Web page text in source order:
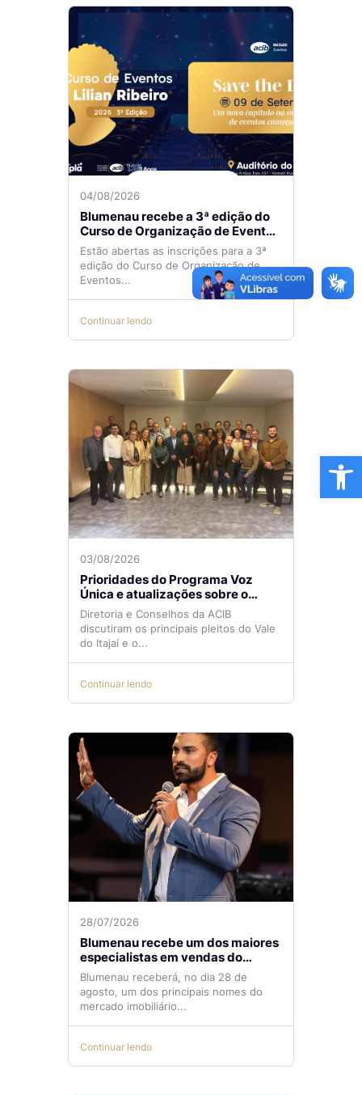
04/08/2026
Blumenau recebe a 3ª edição do
Curso de Organização de Eventos
Lilian Ribeiro
Estão abertas as inscrições para a 3ª
edição do Curso de Organização de
Eventos...
Continuar lendo
03/08/2026
Prioridades do Programa Voz
Única e atualizações sobre o
Aeroporto de Navegantes são
temas de reunião na ACIB
Diretoria e Conselhos da ACIB
discutiram os principais pleitos do Vale
do Itajaí e o...
Continuar lendo
28/07/2026
Blumenau recebe um dos maiores
especialistas em vendas do
mercado imobiliário
Blumenau receberá, no dia 28 de
agosto, um dos principais nomes do
mercado imobiliário...
Continuar lendo